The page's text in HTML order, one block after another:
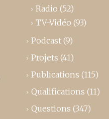
Radio (52)
TV-Vidéo (93)
Podcast (9)
Projets (41)
Publications (115)
Qualifications (11)
Questions (347)